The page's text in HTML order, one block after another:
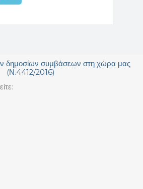
δημοσίων συμβάσεων στη χώρα μας
(Ν.4412/2016)